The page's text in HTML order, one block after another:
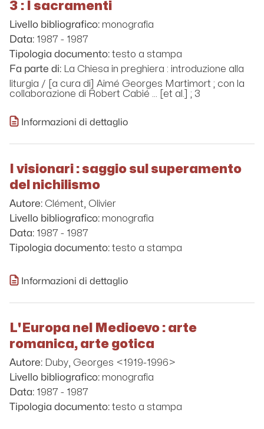
3 : I sacramenti
Livello bibliografico: monografia
Data: 1987 - 1987
Tipologia documento: testo a stampa
Fa parte di: La Chiesa in preghiera : introduzione alla
liturgia / [a cura di] Aimé Georges Martimort ; con la
collaborazione di Robert Cabié ... [et al.] ; 3
Informazioni di dettaglio
I visionari : saggio sul superamento
del nichilismo
Autore: Clément, Olivier
Livello bibliografico: monografia
Data: 1987 - 1987
Tipologia documento: testo a stampa
Informazioni di dettaglio
L'Europa nel Medioevo : arte
romanica, arte gotica
Autore: Duby, Georges <1919-1996>
Livello bibliografico: monografia
Data: 1987 - 1987
Tipologia documento: testo a stampa